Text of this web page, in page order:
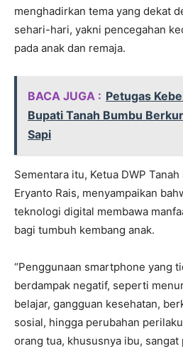
menghadirkan tema yang dekat
sehari-hari, yakni pencegahan
pada anak dan remaja.
BACA JUGA : Petugas
Bupati Tanah Bumbu
Sapi
Sementara itu, Ketua DWP
Eryanto Rais, menyampaikan
teknologi digital membawa
bagi tumbuh kembang anak.
“Penggunaan smartphone yang
berdampak negatif, seperti
belajar, gangguan kesehatan,
sosial, hingga perubahan
orang tua, khususnya ibu, sangat